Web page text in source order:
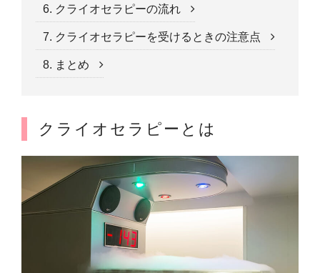
6. クライオセラピーの流れ
7. クライオセラピーを受けるときの注意点
8. まとめ
クライオセラピーとは